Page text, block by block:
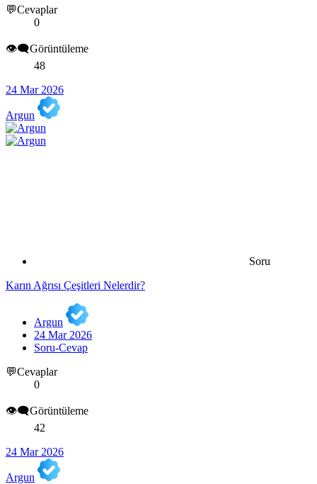
💬Cevaplar
0
👁️‍🗨️Görüntüleme
48
24 Mar 2026
Argun
Soru
Karın Ağrısı Çeşitleri Nelerdir?
Argun
24 Mar 2026
Soru-Cevap
💬Cevaplar
0
👁️‍🗨️Görüntüleme
42
24 Mar 2026
Argun